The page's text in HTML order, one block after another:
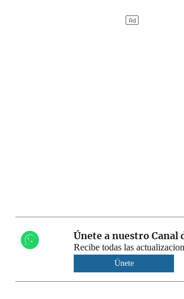
Únete a nuestro Canal
Recibe todas las
Únete